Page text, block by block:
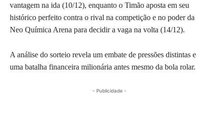
vantagem na ida (10/12), enquanto o Timão aposta em seu
histórico perfeito contra o rival na competição e no poder da
Neo Química Arena para decidir a vaga na volta (14/12).
A análise do sorteio revela um embate de pressões distintas e
uma batalha financeira milionária antes mesmo da bola rolar.
- Publicidade -